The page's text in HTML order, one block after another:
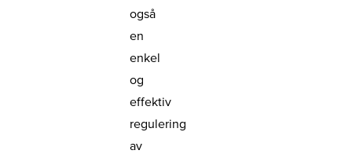
også
en
enkel
og
effektiv
regulering
av